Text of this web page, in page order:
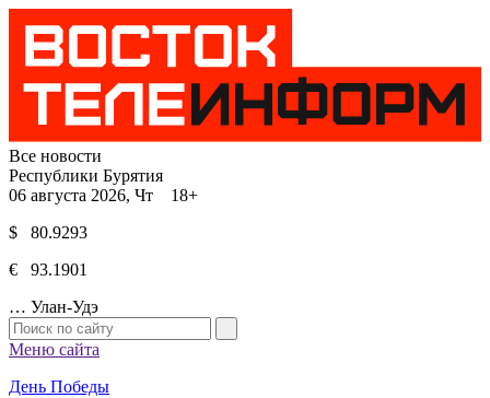
Все новости
Республики Бурятия
06 августа 2026, Чт 18+
$ 80.9293
€ 93.1901
… Улан-Удэ
Меню сайта
День Победы